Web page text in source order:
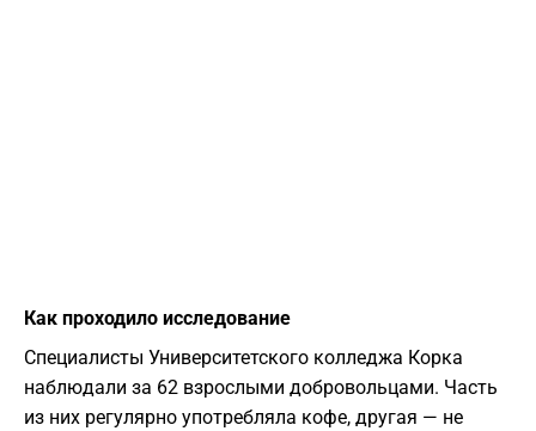
Как проходило исследование
Специалисты Университетского колледжа Корка
наблюдали за 62 взрослыми добровольцами. Часть
из них регулярно употребляла кофе, другая — не